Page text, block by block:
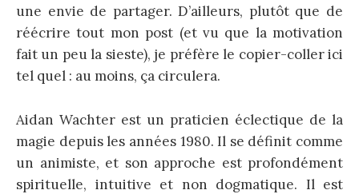
une envie de partager. D’ailleurs, plutôt que de
réécrire tout mon post (et vu que la motivation
fait un peu la sieste), je préfère le copier-coller ici
tel quel : au moins, ça circulera.
Aidan Wachter est un praticien éclectique de la
magie depuis les années 1980. Il se définit comme
un animiste, et son approche est profondément
spirituelle, intuitive et non dogmatique. Il est